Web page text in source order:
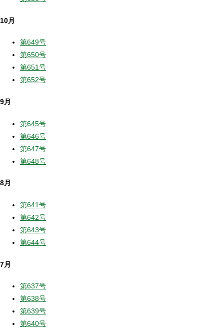
10月
第649号
第650号
第651号
第652号
9月
第645号
第646号
第647号
第648号
8月
第641号
第642号
第643号
第644号
7月
第637号
第638号
第639号
第640号